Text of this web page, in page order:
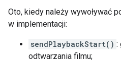
Oto, kiedy należy wywoływać
w implementacji:
sendPlaybackStart() :
odtwarzania filmu;